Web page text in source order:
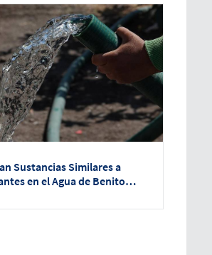
Sustancias Similares a
en el Agua de Benito